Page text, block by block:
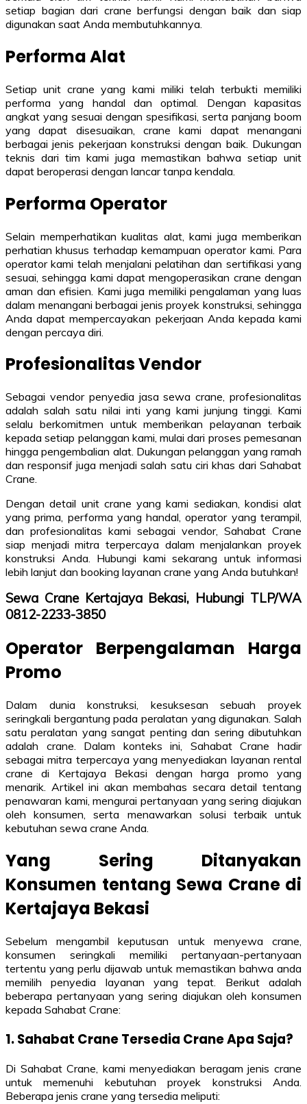
setiap bagian dari crane berfungsi dengan baik dan siap
digunakan saat Anda membutuhkannya.
Performa Alat
Setiap unit crane yang kami miliki telah terbukti memiliki
performa yang handal dan optimal. Dengan kapasitas
angkat yang sesuai dengan spesifikasi, serta panjang boom
yang dapat disesuaikan, crane kami dapat menangani
berbagai jenis pekerjaan konstruksi dengan baik. Dukungan
teknis dari tim kami juga memastikan bahwa setiap unit
dapat beroperasi dengan lancar tanpa kendala.
Performa Operator
Selain memperhatikan kualitas alat, kami juga memberikan
perhatian khusus terhadap kemampuan operator kami. Para
operator kami telah menjalani pelatihan dan sertifikasi yang
sesuai, sehingga kami dapat mengoperasikan crane dengan
aman dan efisien. Kami juga memiliki pengalaman yang luas
dalam menangani berbagai jenis proyek konstruksi, sehingga
Anda dapat mempercayakan pekerjaan Anda kepada kami
dengan percaya diri.
Profesionalitas Vendor
Sebagai vendor penyedia jasa sewa crane, profesionalitas
adalah salah satu nilai inti yang kami junjung tinggi. Kami
selalu berkomitmen untuk memberikan pelayanan terbaik
kepada setiap pelanggan kami, mulai dari proses pemesanan
hingga pengembalian alat. Dukungan pelanggan yang ramah
dan responsif juga menjadi salah satu ciri khas dari Sahabat
Crane.
Dengan detail unit crane yang kami sediakan, kondisi alat
yang prima, performa yang handal, operator yang terampil,
dan profesionalitas kami sebagai vendor, Sahabat Crane
siap menjadi mitra terpercaya dalam menjalankan proyek
konstruksi Anda. Hubungi kami sekarang untuk informasi
lebih lanjut dan booking layanan crane yang Anda butuhkan!
Sewa Crane Kertajaya Bekasi, Hubungi TLP/WA
0812-2233-3850
Operator Berpengalaman Harga
Promo
Dalam dunia konstruksi, kesuksesan sebuah proyek
seringkali bergantung pada peralatan yang digunakan. Salah
satu peralatan yang sangat penting dan sering dibutuhkan
adalah crane. Dalam konteks ini, Sahabat Crane hadir
sebagai mitra terpercaya yang menyediakan layanan rental
crane di Kertajaya Bekasi dengan harga promo yang
menarik. Artikel ini akan membahas secara detail tentang
penawaran kami, mengurai pertanyaan yang sering diajukan
oleh konsumen, serta menawarkan solusi terbaik untuk
kebutuhan sewa crane Anda.
Yang Sering Ditanyakan
Konsumen tentang Sewa Crane di
Kertajaya Bekasi
Sebelum mengambil keputusan untuk menyewa crane,
konsumen seringkali memiliki pertanyaan-pertanyaan
tertentu yang perlu dijawab untuk memastikan bahwa anda
memilih penyedia layanan yang tepat. Berikut adalah
beberapa pertanyaan yang sering diajukan oleh konsumen
kepada Sahabat Crane:
1. Sahabat Crane Tersedia Crane Apa Saja?
Di Sahabat Crane, kami menyediakan beragam jenis crane
untuk memenuhi kebutuhan proyek konstruksi Anda.
Beberapa jenis crane yang tersedia meliputi: